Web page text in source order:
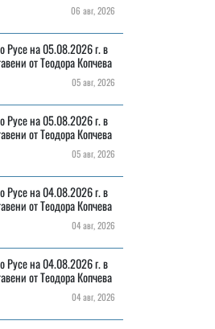
06 авг, 2026
Русе на 05.08.2026 г. в
от Теодора Копчева
05 авг, 2026
Русе на 05.08.2026 г. в
от Теодора Копчева
05 авг, 2026
Русе на 04.08.2026 г. в
от Теодора Копчева
04 авг, 2026
Русе на 04.08.2026 г. в
от Теодора Копчева
04 авг, 2026